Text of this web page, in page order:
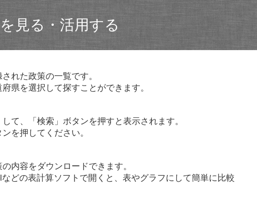
見る・活用する
れた政策の一覧です。
県を選択して探すことができます。
て、「検索」ボタンを押すと表示されます。
を押してください。
内容をダウンロードできます。
どの表計算ソフトで開くと、表やグラフにして簡単に比較